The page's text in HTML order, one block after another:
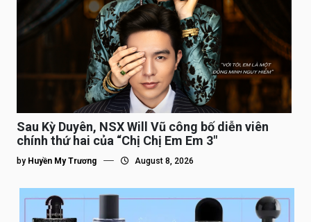
Sau Kỳ Duyên, NSX Will Vũ công bố diễn viên
chính thứ hai của “Chị Chị Em Em 3″
by Huyền My Trương August 8, 2026